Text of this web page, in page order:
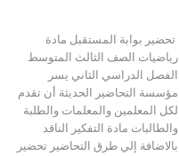
تحضير بوابة المستقبل مادة
رياضيات الصف الثالث المتوسط
الفصل الدراسي الثاني يسر
مؤسسة التحاضير الحديثة أن تقدم
لكل المعلمين والمعلمات والطلبة
والطالبات مادة التفكير الناقد
بالاضافة إلي طرق التحاضير تحضير